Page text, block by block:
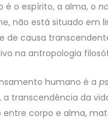
é o espírito, a alma, o
não está situado em
de causa
na antropologia
humano é a
a transcendência da
corpo e alma,